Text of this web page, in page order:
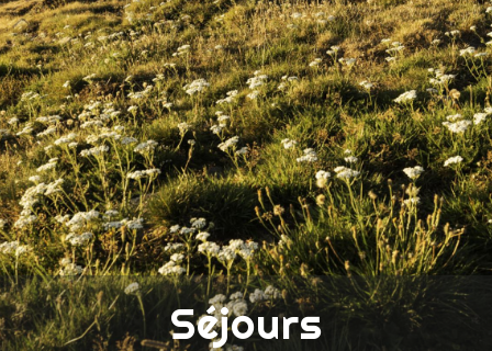
Séjours